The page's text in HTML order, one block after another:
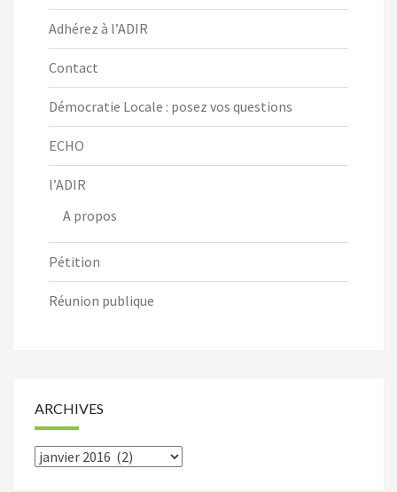
Adhérez à l’ADIR
Contact
Démocratie Locale : posez vos questions
ECHO
l’ADIR
A propos
Pétition
Réunion publique
ARCHIVES
Archives